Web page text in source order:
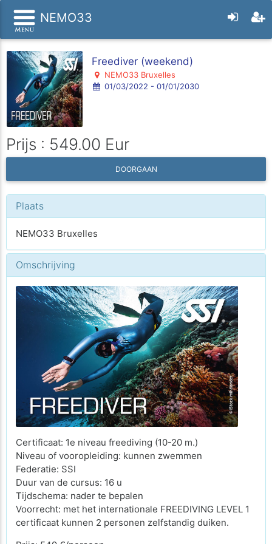
NEMO33
Freediver (weekend)
NEMO33 Bruxelles
01/03/2022 - 01/01/2030
Prijs : 549.00 Eur
DOORGAAN
Plaats
NEMO33 Bruxelles
Omschrijving
Certificaat: 1e niveau freediving (10-20 m.)
Niveau of vooropleiding: kunnen zwemmen
Federatie: SSI
Duur van de cursus: 16 u
Tijdschema: nader te bepalen
Voorrecht: met het internationale FREEDIVING LEVEL 1
certificaat kunnen 2 personen zelfstandig duiken.